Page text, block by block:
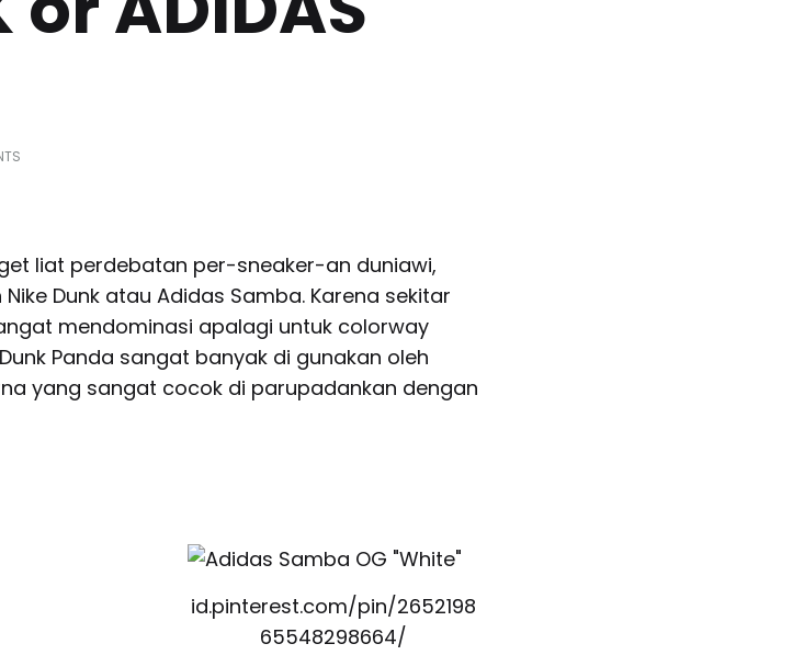
ON,
NIKE
DUNK
ADIDAS
SAMBA?
liat perdebatan per-sneaker-an duniawi,
Dunk atau Adidas Samba. Karena sekitar
mendominasi apalagi untuk colorway
Panda sangat banyak di gunakan oleh
yang sangat cocok di parupadankan dengan
id.pinterest.com/pin/2652198
65548298664/